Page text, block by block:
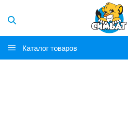
Каталог товаров